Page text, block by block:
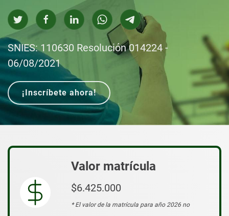
SNIES: 110630 Resolución 014224 -
06/08/2021
¡Inscríbete ahora!
Valor matrícula
$6.425.000
* El valor de la matrícula para año 2026 no